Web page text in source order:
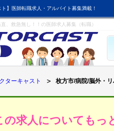
】医師転職求人・アルバイト募集満載！
、救急無し！！の医師求人募集（転職）
ターキャスト 枚方市/病院/脳外・
の求人についてもっ